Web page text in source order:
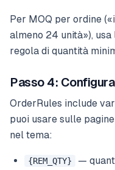
Per MOQ per ordine
almeno 24 unità»), usa
regola di quantità
Passo 4:
OrderRules include
puoi usare sulle
nel tema:
{REM_QTY}
—